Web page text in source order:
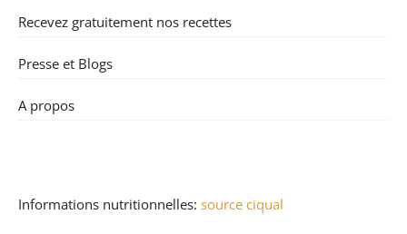
Recevez gratuitement nos recettes
Presse et Blogs
A propos
Informations nutritionnelles: source ciqual